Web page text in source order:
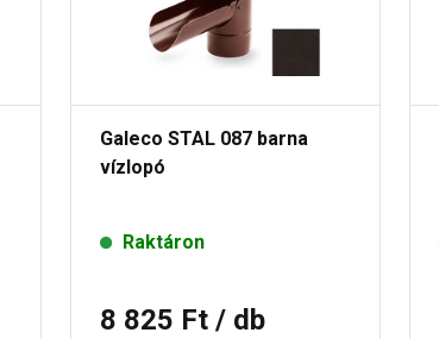
Galeco STAL 087 barna
vízlopó
Raktáron
8 825 Ft / db